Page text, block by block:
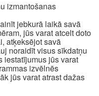
izmantošanas
jebkurā laikā savā
jūs varat atcelt doto
atķeksējot savā
noraidīt visus sīkdatņu
iestatījumus jūs varat
izvēlnēs
jūs varat atrast dažas